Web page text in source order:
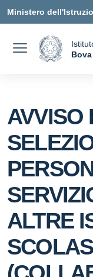
Vai ai contenuti
Vai al menu di
Vai al footer
Ministero
AVVISO
ALTRE